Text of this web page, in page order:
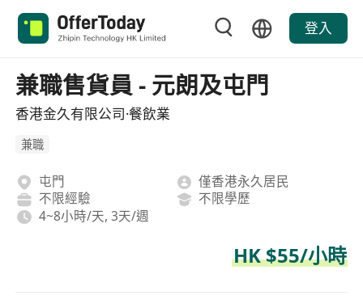
登入
兼職售貨員 - 元朗及屯門
香港金久有限公司·餐飲業
兼職
屯門
僅香港永久居民
不限經驗
不限學歷
4~8小時/天, 3天/週
HK $55/小時